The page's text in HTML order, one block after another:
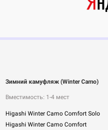
Зимний камуфляж (Winter Camo)
Вместимость: 1-4 мест
Higashi Winter Camo Comfort Solo
Higashi Winter Camo Comfort